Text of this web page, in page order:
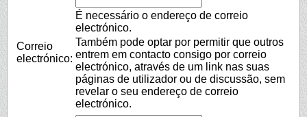
Correio
electrónico:
É necessário o endereço de correio
electrónico.
Também pode optar por permitir que outros
entrem em contacto consigo por correio
electrónico, através de um link nas suas
páginas de utilizador ou de discussão, sem
revelar o seu endereço de correio
electrónico.